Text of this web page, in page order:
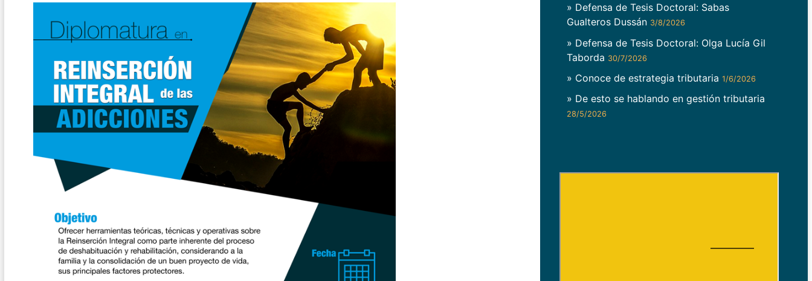
» Defensa de Tesis Doctoral: Sabas
Gualteros Dussán 3/8/2026
» Defensa de Tesis Doctoral: Olga Lucía Gil
Taborda 30/7/2026
» Conoce de estrategia tributaria 1/6/2026
» De esto se hablando en gestión tributaria
28/5/2026